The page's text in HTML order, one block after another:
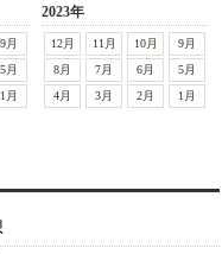
9月
5月
1月
2023年
12月 11月 10月
9月
8月
7月 6月
5月
4月
3月 2月 1月